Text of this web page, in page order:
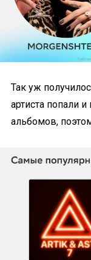
Так уж
артиста попали
альбомов,